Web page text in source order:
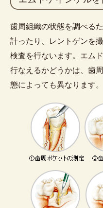
歯周組織の状態を調べる
計ったり、レントゲンを
検査を行ないます。エム
行なえるかどうかは、歯
態によっても異なります。